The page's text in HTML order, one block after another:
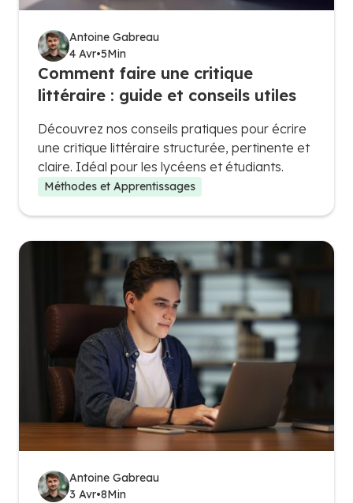
Antoine Gabreau
4 Avr•5Min
Comment faire une critique
littéraire : guide et conseils utiles
Découvrez nos conseils pratiques pour écrire
une critique littéraire structurée, pertinente et
claire. Idéal pour les lycéens et étudiants.
Méthodes et Apprentissages
Antoine Gabreau
3 Avr•8Min